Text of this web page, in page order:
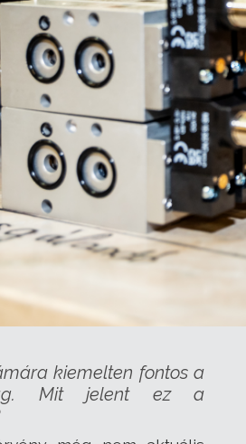
kiemelten fontos a
Mit jelent ez a